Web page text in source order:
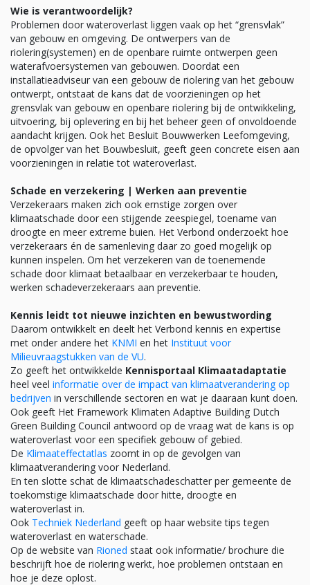
Wie is verantwoordelijk?
Problemen door wateroverlast liggen vaak op het “grensvlak”
van gebouw en omgeving. De ontwerpers van de
riolering(systemen) en de openbare ruimte ontwerpen geen
waterafvoersystemen van gebouwen. Doordat een
installatieadviseur van een gebouw de riolering van het gebouw
ontwerpt, ontstaat de kans dat de voorzieningen op het
grensvlak van gebouw en openbare riolering bij de ontwikkeling,
uitvoering, bij oplevering en bij het beheer geen of onvoldoende
aandacht krijgen. Ook het Besluit Bouwwerken Leefomgeving,
de opvolger van het Bouwbesluit, geeft geen concrete eisen aan
voorzieningen in relatie tot wateroverlast.
Schade en verzekering | Werken aan preventie
Verzekeraars maken zich ook ernstige zorgen over
klimaatschade door een stijgende zeespiegel, toename van
droogte en meer extreme buien. Het Verbond onderzoekt hoe
verzekeraars én de samenleving daar zo goed mogelijk op
kunnen inspelen. Om het verzekeren van de toenemende
schade door klimaat betaalbaar en verzekerbaar te houden,
werken schadeverzekeraars aan preventie.
Kennis leidt tot nieuwe inzichten en bewustwording
Daarom ontwikkelt en deelt het Verbond kennis en expertise
met onder andere het KNMI en het Instituut voor
Milieuvraagstukken van de VU.
Zo geeft het ontwikkelde Kennisportaal Klimaatadaptatie
heel veel informatie over de impact van klimaatverandering op
bedrijven in verschillende sectoren en wat je daaraan kunt doen.
Ook geeft Het Framework Klimaten Adaptive Building Dutch
Green Building Council antwoord op de vraag wat de kans is op
wateroverlast voor een specifiek gebouw of gebied.
De Klimaateffectatlas zoomt in op de gevolgen van
klimaatverandering voor Nederland.
En ten slotte schat de klimaatschadeschatter per gemeente de
toekomstige klimaatschade door hitte, droogte en
wateroverlast in.
Ook Techniek Nederland geeft op haar website tips tegen
wateroverlast en waterschade.
Op de website van Rioned staat ook informatie/ brochure die
beschrijft hoe de riolering werkt, hoe problemen ontstaan en
hoe je deze oplost.